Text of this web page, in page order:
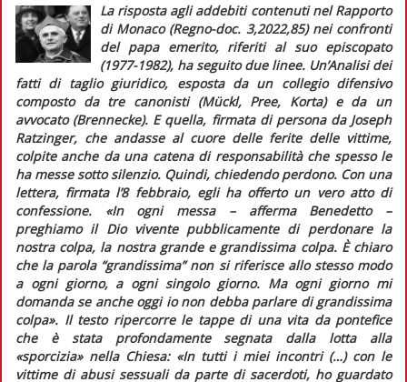
La risposta agli addebiti contenuti nel Rapporto
di Monaco (Regno-doc. 3,2022,85) nei confronti
del papa emerito, riferiti al suo episcopato
(1977-1982), ha seguito due linee. Un’Analisi dei
fattidi taglio giuridico, esposta da un collegio difensivo
composto da tre canonisti (Mückl, Pree, Korta) e da un
avvocato (Brennecke). E quella, firmata di persona da Joseph
Ratzinger, che andasse al cuore delle ferite delle vittime,
colpite anche da una catena di responsabilità che spesso le
ha messe sotto silenzio. Quindi, chiedendo perdono. Con una
lettera, firmata l’8 febbraio, egli ha offerto un vero atto di
confessione. «In ogni messa – afferma Benedetto –
preghiamo il Dio vivente pubblicamente di perdonare la
nostra colpa, la nostra grande e grandissima colpa. È chiaro
che la parola “grandissima” non si riferisce allo stesso modo
a ogni giorno, a ogni singolo giorno. Ma ogni giorno mi
domanda se anche oggi io non debba parlare di grandissima
colpa». Il testo ripercorre le tappe di una vita da pontefice
che è stata profondamente segnata dalla lotta alla
«sporcizia» nella Chiesa: «In tutti i miei incontri (…) con le
vittime di abusi sessuali da parte di sacerdoti, ho guardato